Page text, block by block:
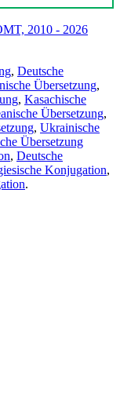
2010 - 2026
, Deutsche
Übersetzung,
, Kasachische
Übersetzung,
, Ukrainische
Übersetzung
, Deutsche
Konjugation,
.